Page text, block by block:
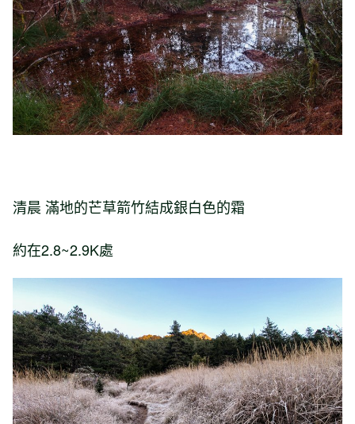
清晨 滿地的芒草箭竹結成銀白色的霜
約在2.8~2.9K處